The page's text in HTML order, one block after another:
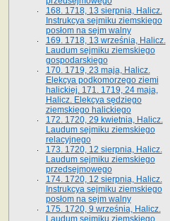
168. 1718, 13 sierpnia, Halicz.
Instrukcya sejmiku ziemskiego
posłom na sejm walny
169. 1718, 13 września, Halicz.
Laudum sejmiku ziemskiego
gospodarskiego
170. 1719, 23 maja, Halicz.
Elekcya podkomorzego ziemi
halickiej. 171. 1719, 24 maja,
Halicz. Elekcya sędziego
ziemskiego halickiego
172. 1720, 29 kwietnia, Halicz.
Laudum sejmiku ziemskiego
relacyjnego
173. 1720, 12 sierpnia, Halicz.
Laudum sejmiku ziemskiego
przedsejmowego
174. 1720, 12 sierpnia, Halicz.
Instrukcya sejmiku ziemskiego
posłom na sejm walny
175. 1720, 9 września, Halicz.
Laudum sejmiku ziemskiego